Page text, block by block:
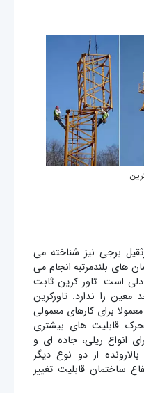
برجی نیز شناخته می
های بلندمرتبه انجام می
است. تاور کرین ثابت
معین را ندارد. تاورکرین
برای کارهای معمولی
قابلیت های بیشتری
انواع ریلی، جاده ای و
از دو نوع دیگر
ساختمان قابلیت تغییر